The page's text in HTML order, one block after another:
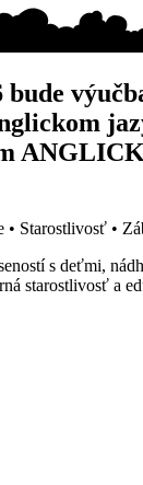
bude
Starostlivosť •
s deťmi,
starostlivosť a